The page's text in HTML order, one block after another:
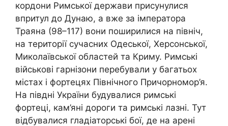
кордони Римської держави присунулися
впритул до Дунаю, а вже за імператора
Траяна (98–117) вони поширилися на північ,
на території сучасних Одеської, Херсонської,
Миколаївської областей та Криму. Римські
військові гарнізони перебували у багатьох
містах і фортецях Північного Причорномор’я.
На півдні України будувалися римські
фортеці, кам’яні дороги та римські лазні. Тут
відбувалися гладіаторські бої, де на арені